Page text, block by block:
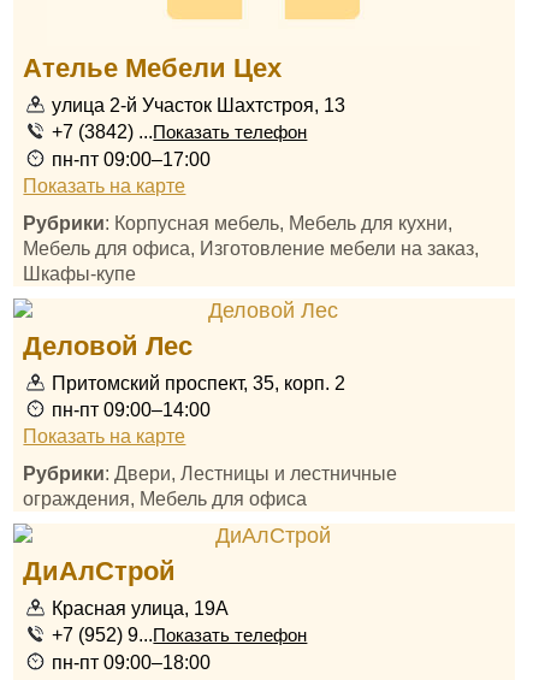
Ателье Мебели Цех
улица 2-й Участок Шахтстроя, 13
+7 (3842) ...Показать телефон
пн-пт 09:00–17:00
Показать на карте
Рубрики: Корпусная мебель, Мебель для кухни,
Мебель для офиса, Изготовление мебели на заказ,
Шкафы-купе
Деловой Лес
Притомский проспект, 35, корп. 2
пн-пт 09:00–14:00
Показать на карте
Рубрики: Двери, Лестницы и лестничные
ограждения, Мебель для офиса
ДиАлСтрой
Красная улица, 19А
+7 (952) 9...Показать телефон
пн-пт 09:00–18:00